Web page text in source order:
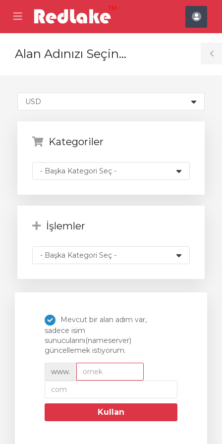
Mobile
Menu
Alan Adınızı Seçin...
Kategoriler
İşlemler
Mevcut bir alan adım var,
sadece isim
sunucularını(nameserver)
güncellemek istiyorum.
www.
Kullan